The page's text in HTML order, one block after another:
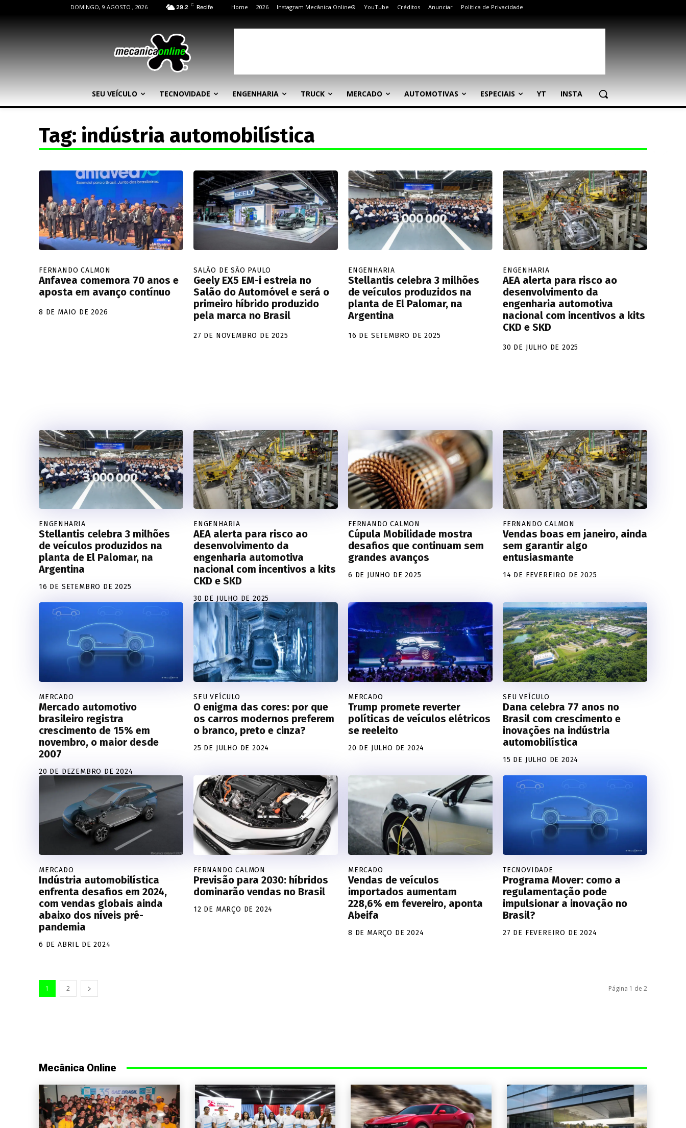
DOMINGO, 9 AGOSTO , 2026 29.2 C Recife Home 2026 Instagram Mecânica Online® YouTube Créditos Anunciar Política de Privacidade
SEU VEÍCULO TECNOVIDADE ENGENHARIA TRUCK MERCADO AUTOMOTIVAS ESPECIAIS YT INSTA
Tag: indústria automobilística
FERNANDO CALMON
Anfavea comemora 70 anos e
aposta em avanço contínuo
8 DE MAIO DE 2026
SALÃO DE SÃO PAULO
Geely EX5 EM-i estreia no
Salão do Automóvel e será o
primeiro híbrido produzido
pela marca no Brasil
27 DE NOVEMBRO DE 2025
ENGENHARIA
Stellantis celebra 3 milhões
de veículos produzidos na
planta de El Palomar, na
Argentina
16 DE SETEMBRO DE 2025
ENGENHARIA
AEA alerta para risco ao
desenvolvimento da
engenharia automotiva
nacional com incentivos a kits
CKD e SKD
30 DE JULHO DE 2025
ENGENHARIA
Stellantis celebra 3 milhões
de veículos produzidos na
planta de El Palomar, na
Argentina
16 DE SETEMBRO DE 2025
ENGENHARIA
AEA alerta para risco ao
desenvolvimento da
engenharia automotiva
nacional com incentivos a kits
CKD e SKD
30 DE JULHO DE 2025
FERNANDO CALMON
Cúpula Mobilidade mostra
desafios que continuam sem
grandes avanços
6 DE JUNHO DE 2025
FERNANDO CALMON
Vendas boas em janeiro, ainda
sem garantir algo
entusiasmante
14 DE FEVEREIRO DE 2025
MERCADO
Mercado automotivo
brasileiro registra
crescimento de 15% em
novembro, o maior desde
2007
20 DE DEZEMBRO DE 2024
SEU VEÍCULO
O enigma das cores: por que
os carros modernos preferem
o branco, preto e cinza?
25 DE JULHO DE 2024
MERCADO
Trump promete reverter
políticas de veículos elétricos
se reeleito
20 DE JULHO DE 2024
SEU VEÍCULO
Dana celebra 77 anos no
Brasil com crescimento e
inovações na indústria
automobilística
15 DE JULHO DE 2024
MERCADO
Indústria automobilística
enfrenta desafios em 2024,
com vendas globais ainda
abaixo dos níveis pré-
pandemia
6 DE ABRIL DE 2024
FERNANDO CALMON
Previsão para 2030: híbridos
dominarão vendas no Brasil
12 DE MARÇO DE 2024
MERCADO
Vendas de veículos
importados aumentam
228,6% em fevereiro, aponta
Abeifa
8 DE MARÇO DE 2024
TECNOVIDADE
Programa Mover: como a
regulamentação pode
impulsionar a inovação no
Brasil?
27 DE FEVEREIRO DE 2024
1 2 Página 1 de 2
Mecânica Online